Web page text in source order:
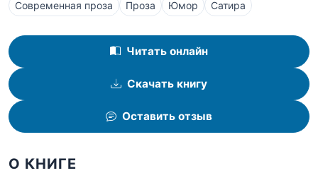
Современная проза Проза Юмор Сатира
Читать онлайн
Скачать книгу
Оставить отзыв
О КНИГЕ